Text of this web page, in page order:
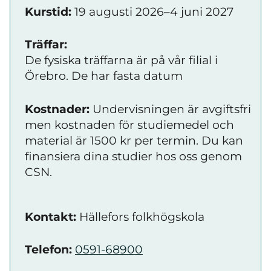
Kurstid: 19 augusti 2026–4 juni 2027
Träffar:
De fysiska träffarna är på vår filial i
Örebro. De har fasta datum
Kostnader: Undervisningen är avgiftsfri
men kostnaden för studiemedel och
material är 1500 kr per termin. Du kan
finansiera dina studier hos oss genom
CSN.
Kontakt: Hällefors folkhögskola
Telefon: 0591-68900